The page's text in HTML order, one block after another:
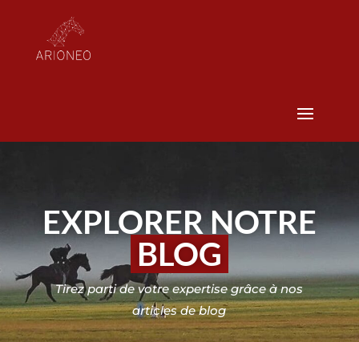
EXPLORER NOTRE
BLOG
Tirez parti de votre expertise grâce à nos
articles de blog